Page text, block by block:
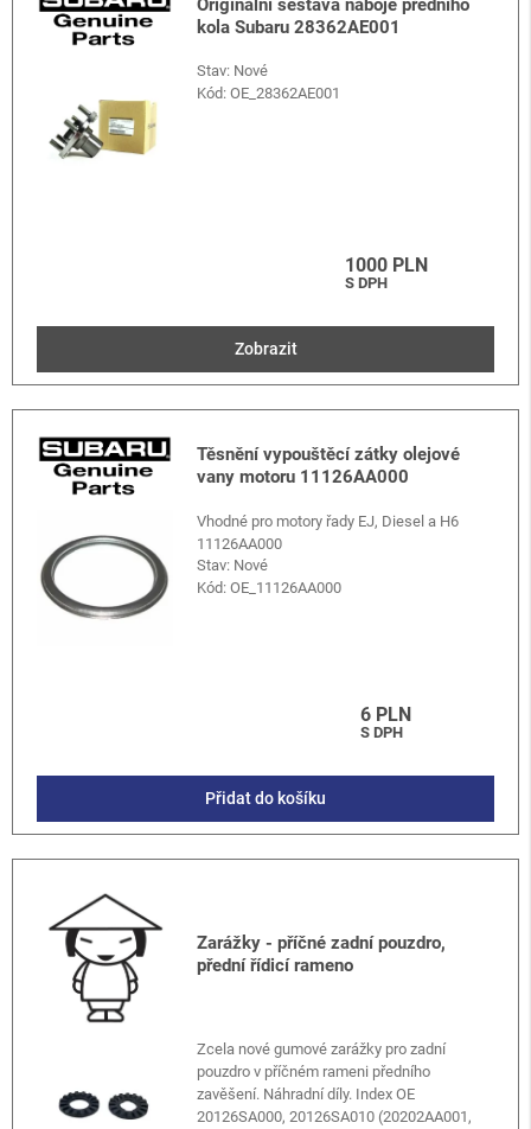
kola Subaru 28362AE001
Stav: Nové
Kód:OE_28362AE001
1000 PLN
S DPH
Zobrazit
Těsnění vypouštěcí zátky olejové
vany motoru 11126AA000
Vhodné pro motory řady EJ, Diesel a H6
11126AA000
Stav: Nové
Kód:OE_11126AA000
6 PLN
S DPH
Přidat do košíku
Zarážky - příčné zadní pouzdro,
přední řídicí rameno
Zcela nové gumové zarážky pro zadní
pouzdro v příčném rameni předního
zavěšení. Náhradní díly. Index OE
20126SA000, 20126SA010 (20202AA001,